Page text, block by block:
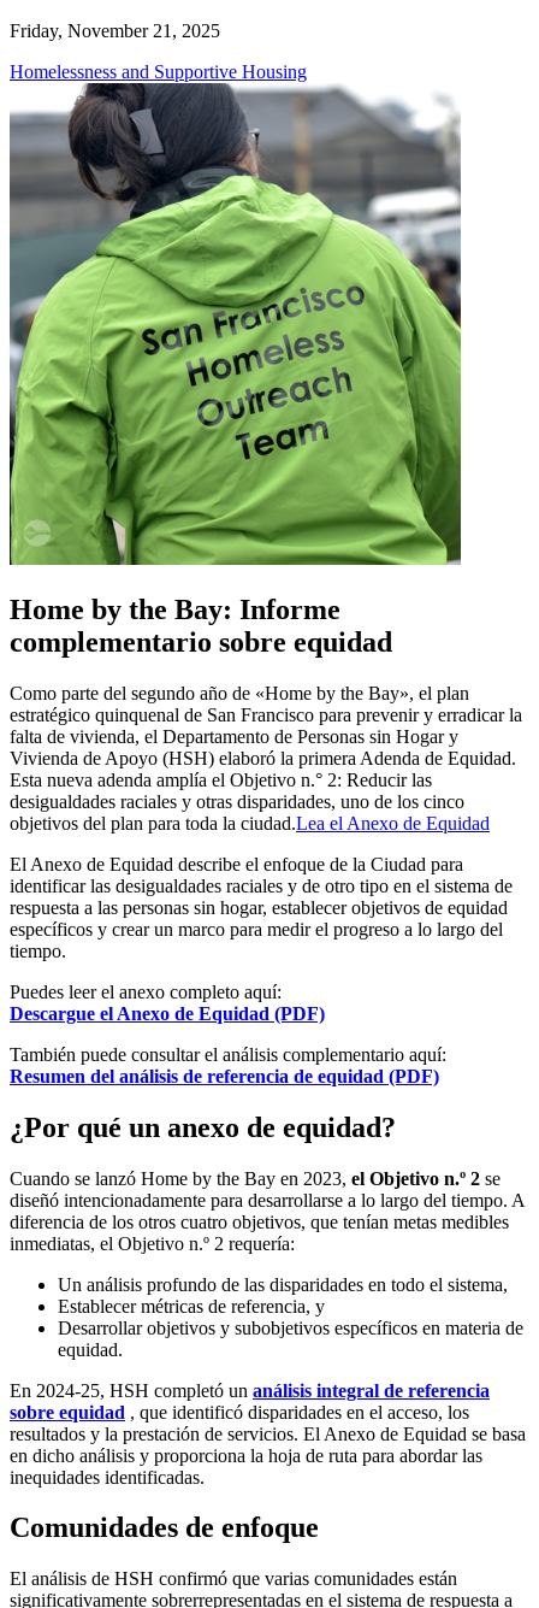
Friday, November 21, 2025
Homelessness and Supportive Housing
Home by the Bay: Informe
complementario sobre equidad
Como parte del segundo año de «Home by the Bay», el plan
estratégico quinquenal de San Francisco para prevenir y erradicar la
falta de vivienda, el Departamento de Personas sin Hogar y
Vivienda de Apoyo (HSH) elaboró la primera Adenda de Equidad.
Esta nueva adenda amplía el Objetivo n.° 2: Reducir las
desigualdades raciales y otras disparidades, uno de los cinco
objetivos del plan para toda la ciudad.Lea el Anexo de Equidad
El Anexo de Equidad describe el enfoque de la Ciudad para
identificar las desigualdades raciales y de otro tipo en el sistema de
respuesta a las personas sin hogar, establecer objetivos de equidad
específicos y crear un marco para medir el progreso a lo largo del
tiempo.
Puedes leer el anexo completo aquí:
Descargue el Anexo de Equidad (PDF)
También puede consultar el análisis complementario aquí:
Resumen del análisis de referencia de equidad (PDF)
¿Por qué un anexo de equidad?
Cuando se lanzó Home by the Bay en 2023, el Objetivo n.º 2 se
diseñó intencionadamente para desarrollarse a lo largo del tiempo. A
diferencia de los otros cuatro objetivos, que tenían metas medibles
inmediatas, el Objetivo n.º 2 requería:
Un análisis profundo de las disparidades en todo el sistema,
Establecer métricas de referencia, y
Desarrollar objetivos y subobjetivos específicos en materia de
equidad.
En 2024-25, HSH completó un análisis integral de referencia
sobre equidad , que identificó disparidades en el acceso, los
resultados y la prestación de servicios. El Anexo de Equidad se basa
en dicho análisis y proporciona la hoja de ruta para abordar las
inequidades identificadas.
Comunidades de enfoque
El análisis de HSH confirmó que varias comunidades están
significativamente sobrerrepresentadas en el sistema de respuesta a